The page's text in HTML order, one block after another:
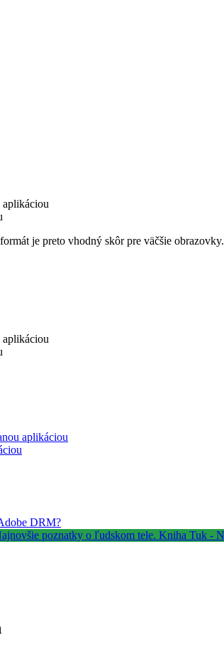
aplikáciou
je preto vhodný skôr pre väčšie obrazovky.
aplikáciou
aplikáciou
DRM?